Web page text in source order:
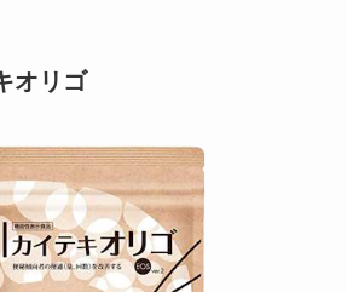
オリゴ